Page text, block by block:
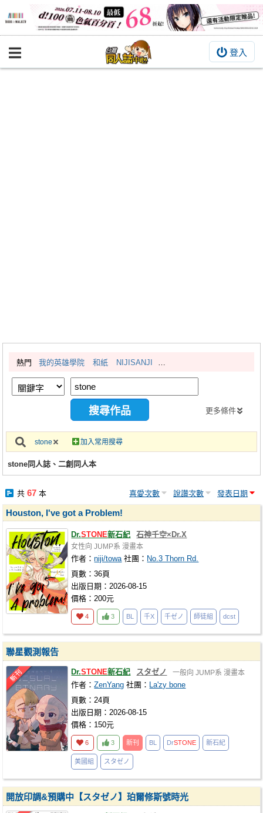
登入
BOOKY書集倉庫
繪圖藝廊
交流中心
攤位轉讓區
會員中心
註冊會員
熱門 我的英雄學院 和紙 NIJISANJI
更多條件
stone 加入常用搜尋
stone同人誌、二創同人本
共 67本 喜愛次數 說讚次數 發表日期
Houston, I've got a Problem!
Dr.STONE新石紀 石神千空×Dr.X
女性向 JUMP系 漫畫本
作者：niji/towa 社團： No.3 Thorn Rd.
頁數：36頁
出版日期：2026-08-15
價格：200元
4 3 BL 千X 千ゼノ 師徒組 dcst
聯星觀測報告
Dr.STONE新石紀 スタゼノ 一般向 JUMP系 漫畫本
作者：ZenYang 社團： La'zy bone
頁數：24頁
出版日期：2026-08-15
價格：150元
6 3 新刊 BL DrSTONE 新石紀
美國組 スタゼノ
開放印調&預購中【スタゼノ】珀爾修斯號時光